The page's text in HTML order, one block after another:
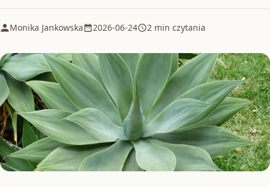
Monika Jankowska 2026-06-24 2 min czytania